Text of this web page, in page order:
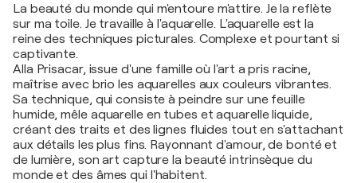
La beauté du monde qui m'entoure m'attire. Je la reflète
sur ma toile. Je travaille à l'aquarelle. L'aquarelle est la
reine des techniques picturales. Complexe et pourtant si
captivante.
Alla Prisacar, issue d'une famille où l'art a pris racine,
maîtrise avec brio les aquarelles aux couleurs vibrantes.
Sa technique, qui consiste à peindre sur une feuille
humide, mêle aquarelle en tubes et aquarelle liquide,
créant des traits et des lignes fluides tout en s'attachant
aux détails les plus fins. Rayonnant d'amour, de bonté et
de lumière, son art capture la beauté intrinsèque du
monde et des âmes qui l'habitent.